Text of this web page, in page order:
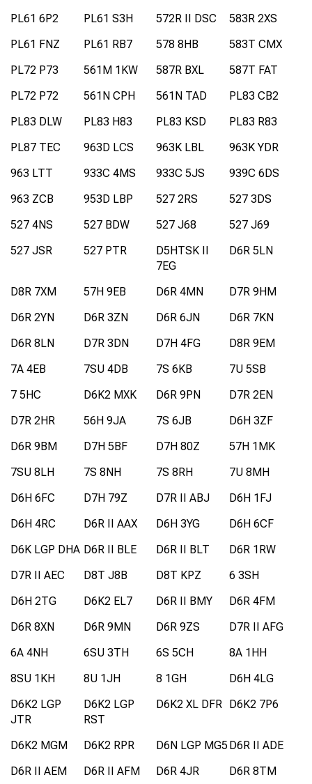
PL61 6P2 PL61 S3H 572R II DSC
583R 2XS
PL61 FNZ
PL61 RB7 578 8HB
583T CMX
PL72 P73
561M 1KW 587R BXL
587T FAT
PL72 P72
561N CPH 561N TAD
PL83 CB2
PL83 DLW
PL83 H83 PL83 KSD
PL83 R83
PL87 TEC
963D LCS 963K LBL
963K YDR
963 LTT
933C 4MS 933C 5JS
939C 6DS
963 ZCB
953D LBP 527 2RS
527 3DS
527 4NS
527 BDW 527 J68
527 J69
527 JSR
527 PTR
D5HTSK II
7EG
D6R 5LN
D8R 7XM 57H 9EB D6R 4MN
D7R 9HM
D6R 2YN
D6R 3ZN D6R 6JN
D6R 7KN
D6R 8LN
D7R 3DN D7H 4FG
D8R 9EM
7A 4EB
7SU 4DB 7S 6KB
7U 5SB
7 5HC
D6K2 MXK D6R 9PN
D7R 2EN
D7R 2HR
56H 9JA 7S 6JB
D6H 3ZF
D6R 9BM
D7H 5BF D7H 80Z
57H 1MK
7SU 8LH
7S 8NH 7S 8RH
7U 8MH
D6H 6FC
D7H 79Z D7R II ABJ
D6H 1FJ
D6H 4RC
D6R II AAX D6H 3YG
D6H 6CF
D6K LGP DHA D6R II BLE D6R II BLT
D6R 1RW
D7R II AEC
D8T J8B D8T KPZ
6 3SH
D6H 2TG
D6K2 EL7 D6R II BMY
D6R 4FM
D6R 8XN
D6R 9MN D6R 9ZS
D7R II AFG
6A 4NH
6SU 3TH 6S 5CH
8A 1HH
8SU 1KH
8U 1JH 8 1GH
D6H 4LG
D6K2 LGP
JTR
D6K2 LGP
RST
D6K2 XL DFR D6K2 7P6
D6K2 MGM D6K2 RPR D6N LGP MG5 D6R II ADE
D6R II AEM
D6R II AFM D6R 4JR D6R 8TM